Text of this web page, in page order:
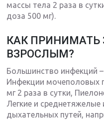
массы тела 2 раза в
доза 500 мг).
КАК ПРИНИМАТЬ
ВЗРОСЛЫМ?
Большинство инфекций –
Инфекции мочеполовых
мг 2 раза в сутки,
Легкие и
дыхательных путей,